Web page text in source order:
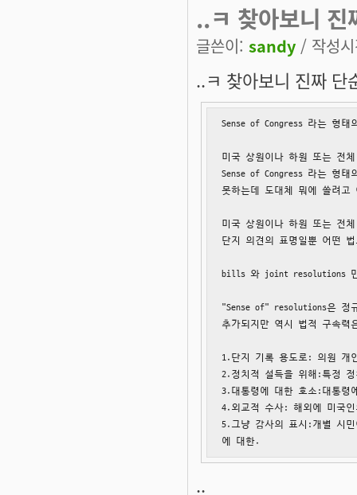
..ㅋ 찾아보니 진
글쓴이: sandy / 작성
..ㅋ 찾아보니 진짜 단
Sense of Congress 라는 형태
미국 상원이나 하원 또는 전
Sense of Congress 라는 형
못하는데 도대체 뭐에 쓸려고
미국 상원이나 하원 또는 전
단지 의견의 표명일뿐 어떤
bills 와 joint resolutions 만
"Sense of" resolutions은 정
추가되지만 역시 법적 구속력
1.단지 기록 용도로: 의원 개
2.정치적 설득을 위해:특정
3.대통령에 대한 호소:대통령
4.외교적 수사: 해외에 미국
5.그냥 감사의 표시:개별 시
에 대한.
..